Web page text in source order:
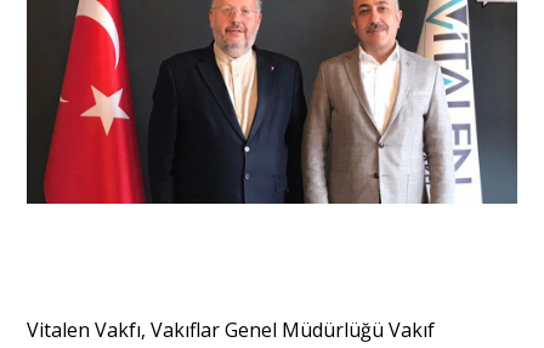
Ekonomi
Dünya
Yorum - Analiz
Yazı Dizisi
Vitalen Vakfı, Vakıflar Genel Müdürlüğü Vakıf